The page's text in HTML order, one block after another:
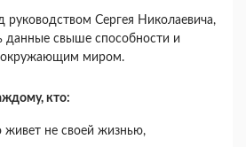
руководством Сергея Николаевича,
данные свыше способности и
окружающим миром.
кто:
живет не своей жизнью,